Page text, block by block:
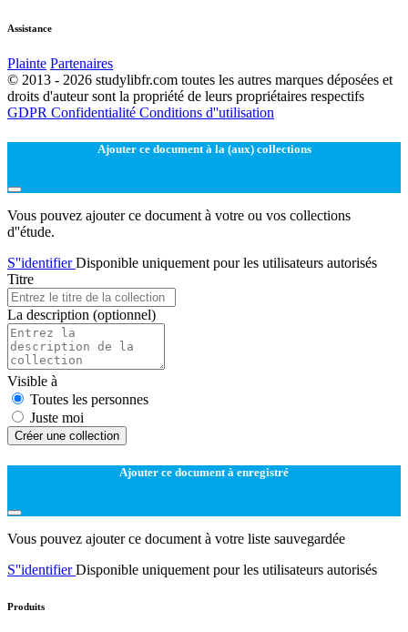
Assistance
Plainte Partenaires
© 2013 - 2026 studylibfr.com toutes les autres marques déposées et
droits d'auteur sont la propriété de leurs propriétaires respectifs
GDPR Confidentialité Conditions d''utilisation
Ajouter ce document à la (aux) collections
Vous pouvez ajouter ce document à votre ou vos collections
d''étude.
S''identifierDisponible uniquement pour les utilisateurs autorisés
Titre
La description (optionnel)
Visible à
Toutes les personnes
Juste moi
Créer une collection
Ajouter ce document à enregistré
Vous pouvez ajouter ce document à votre liste sauvegardée
S''identifierDisponible uniquement pour les utilisateurs autorisés
Produits